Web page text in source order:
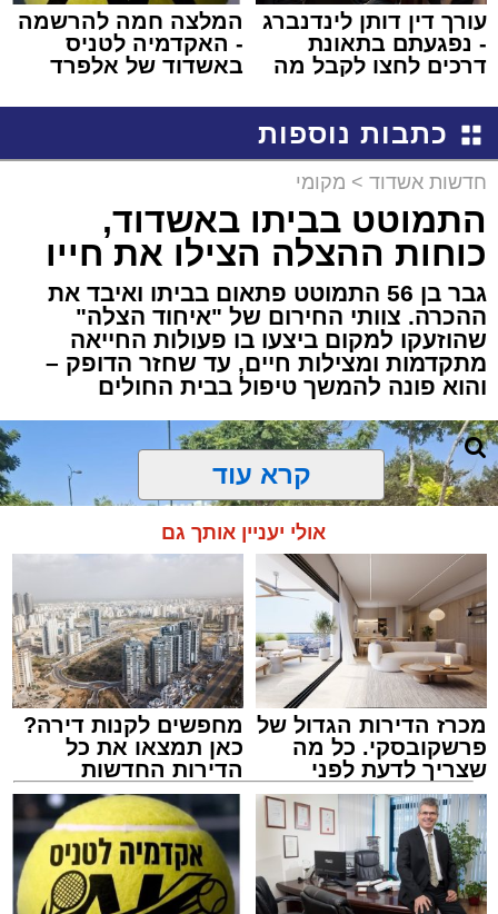
עורך דין דותן לינדנברג
- נפגעתם בתאונת
דרכים לחצו לקבל מה
המלצה חמה להרשמה
- האקדמיה לטניס
באשדוד של אלפרד
כתבות נוספות
חדשות אשדוד > מקומי
התמוטט בביתו באשדוד,
כוחות ההצלה הצילו את חייו
גבר בן 56 התמוטט פתאום בביתו ואיבד את
ההכרה. צוותי החירום של "איחוד הצלה"
שהוזעקו למקום ביצעו בו פעולות החייאה
מתקדמות ומצילות חיים, עד שחזר הדופק –
והוא פונה להמשך טיפול בבית החולים
צילום: דוברות איחוד הצלה
מערכת האתר / 15:39 07.08.26
קרא עוד
אולי יעניין אותך גם
מכרז הדירות הגדול של
פרשקובסקי. כל מה
שצריך לדעת לפני
שמגישים הצעה לדירה
באשדוד
מחפשים לקנות דירה?
כאן תמצאו את כל
הדירות החדשות
למכירה באשדוד >>>